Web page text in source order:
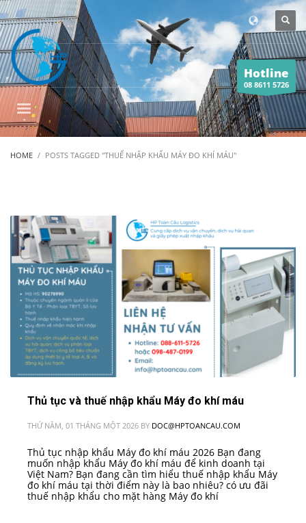
Hotline
08 8611 5726
HOME POSTS TAGGED "THUẾ NHẬP KHẨU MÁY ĐO KHÍ MÁU"
Thủ tục và thuế nhập khẩu Máy đo khí máu
THỨ NĂM, 01 THÁNG MỘT 2026 BY DOC@HPTOANCAU.COM
Thủ tục nhập khẩu Máy đo khí máu 2026 Bạn đang
muốn nhập khẩu Máy đo khí máu để kinh doanh tại
Việt Nam? Bạn đang cần tìm hiểu thuế nhập khẩu Máy
đo khí máu tại thời điểm này là bao nhiêu? có ưu đãi
thuế nhập khẩu cho mặt hàng Máy đo khí